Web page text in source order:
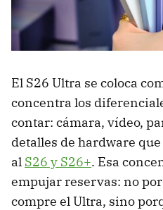
El S26 Ultra se coloca
concentra los
contar: cámara, vídeo,
detalles de hardware
al S26 y S26+. Esa
empujar reservas: no
compre el Ultra, sino